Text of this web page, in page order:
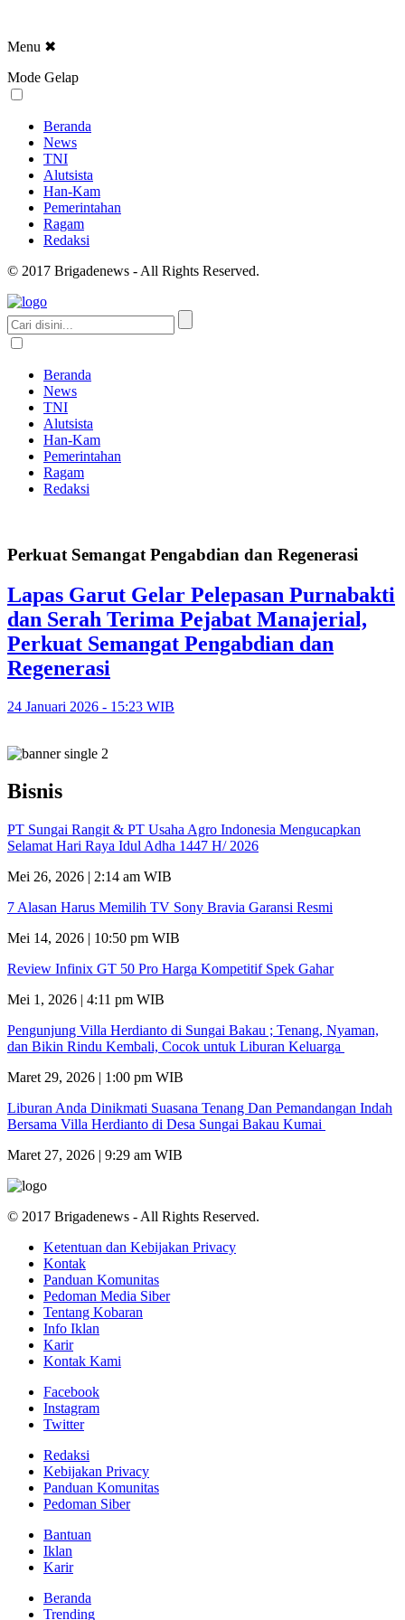
Menu ✖
Mode Gelap
Beranda
News
TNI
Alutsista
Han-Kam
Pemerintahan
Ragam
Redaksi
© 2017 Brigadenews - All Rights Reserved.
Beranda
News
TNI
Alutsista
Han-Kam
Pemerintahan
Ragam
Redaksi
Perkuat Semangat Pengabdian dan Regenerasi
Lapas Garut Gelar Pelepasan Purnabakti
dan Serah Terima Pejabat Manajerial,
Perkuat Semangat Pengabdian dan
Regenerasi
24 Januari 2026 - 15:23 WIB
Bisnis
PT Sungai Rangit & PT Usaha Agro Indonesia Mengucapkan
Selamat Hari Raya Idul Adha 1447 H/ 2026
Mei 26, 2026 | 2:14 am WIB
7 Alasan Harus Memilih TV Sony Bravia Garansi Resmi
Mei 14, 2026 | 10:50 pm WIB
Review Infinix GT 50 Pro Harga Kompetitif Spek Gahar
Mei 1, 2026 | 4:11 pm WIB
Pengunjung Villa Herdianto di Sungai Bakau ; Tenang, Nyaman,
dan Bikin Rindu Kembali, Cocok untuk Liburan Keluarga
Maret 29, 2026 | 1:00 pm WIB
Liburan Anda Dinikmati Suasana Tenang Dan Pemandangan Indah
Bersama Villa Herdianto di Desa Sungai Bakau Kumai
Maret 27, 2026 | 9:29 am WIB
© 2017 Brigadenews - All Rights Reserved.
Ketentuan dan Kebijakan Privacy
Kontak
Panduan Komunitas
Pedoman Media Siber
Tentang Kobaran
Info Iklan
Karir
Kontak Kami
Facebook
Instagram
Twitter
Redaksi
Kebijakan Privacy
Panduan Komunitas
Pedoman Siber
Bantuan
Iklan
Karir
Beranda
Trending